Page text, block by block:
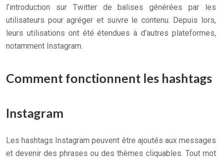
l’introduction sur Twitter de balises générées par les
utilisateurs pour agréger et suivre le contenu. Depuis lors,
leurs utilisations ont été étendues à d’autres plateformes,
notamment Instagram.
Comment fonctionnent les hashtags
Instagram
Les hashtags Instagram peuvent être ajoutés aux messages
et devenir des phrases ou des thèmes cliquables. Tout mot